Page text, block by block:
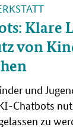
Klare
von
und
Chatbots
zu